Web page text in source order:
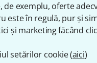
de exemplu, oferte
este în regulă, pur și
și marketing făcând clic
setărilor cookie (aici)